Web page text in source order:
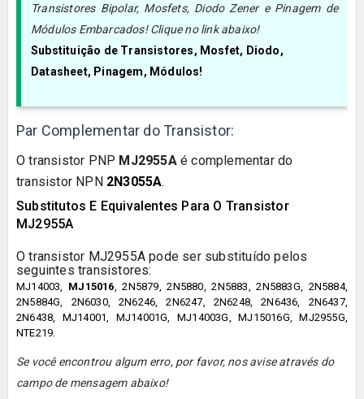
Transistores Bipolar, Mosfets, Diodo Zener e Pinagem de
Módulos Embarcados! Clique no link abaixo!
Substituição de Transistores, Mosfet, Diodo,
Datasheet, Pinagem, Módulos!
Par Complementar do Transistor:
O transistor PNP MJ2955A é complementar do
transistorNPN 2N3055A.
Substitutos E Equivalentes Para O Transistor
MJ2955A
O transistor MJ2955Apode ser substituído pelos
seguintes transistores:
MJ14003 MJ15016 ,2N5879, 2N5880, 2N5883, 2N5883G, 2N5884,
2N5884G, 2N6030, 2N6246, 2N6247, 2N6248, 2N6436, 2N6437,
2N6438, MJ14001, MJ14001G, MJ14003G, MJ15016G, MJ2955G,
NTE219.
Se você encontrou algum erro, por favor, nos avise através do
campo de mensagem abaixo!